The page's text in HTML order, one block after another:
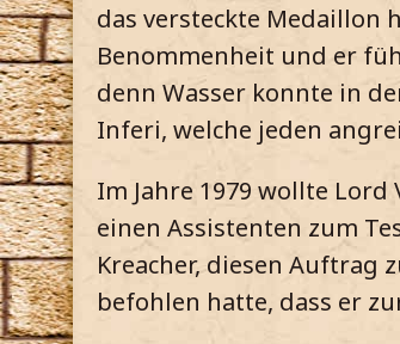
das versteckte Medaillon
Benommenheit und er
denn Wasser konnte in
Inferi, welche jeden
Im Jahre 1979 wollte
einen Assistenten zum
Kreacher, diesen Auftrag
befohlen hatte, dass er